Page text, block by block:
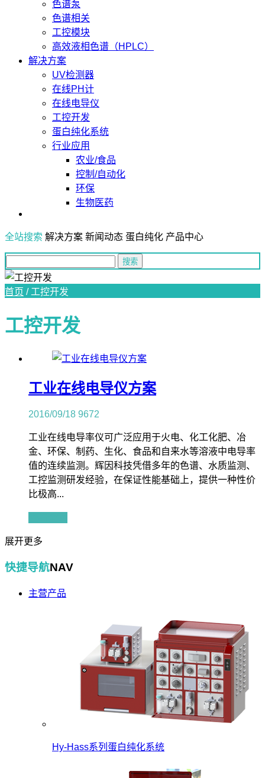
色谱泵
色谱相关
工控模块
高效液相色谱（HPLC）
解决方案
UV检测器
在线PH计
在线电导仪
工控开发
蛋白纯化系统
行业应用
农业/食品
控制/自动化
环保
生物医药
全站搜索 解决方案 新闻动态 蛋白纯化 产品中心
首页 / 工控开发
工控开发
工业在线电导仪方案
2016/09/18 9672
工业在线电导率仪可广泛应用于火电、化工化肥、冶
金、环保、制药、生化、食品和自来水等溶液中电导率
值的连续监测。辉因科技凭借多年的色谱、水质监测、
工控监测研发经验，在保证性能基础上，提供一种性价
比极高...
展开更多
快捷导航NAV
主营产品
Hy-Hass系列蛋白纯化系统